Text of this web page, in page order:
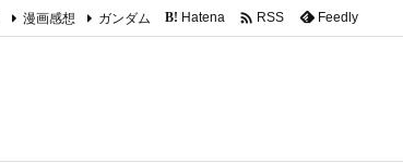
漫画感想 ガンダム B! Hatena  RSS Feedly